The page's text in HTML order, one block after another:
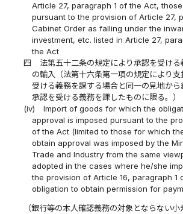
Article 27, paragraph 1 of the Act,
pursuant to the provision of Article 27,
Cabinet Order as falling under the
investment, etc. listed in Article 27,
the Act
四
法第五十二条の規定により承認を受け
の輸入（法第十六条第一項の規定により
受ける義務を課する場合と同一の見地か
承認を受ける義務を課したものに限る。）
(iv)
Import of goods for which the
approval is imposed pursuant to the
of the Act (limited to those for which
obtain approval was imposed by the
Trade and Industry from the same
adopted in the cases where he/she
the provision of Article 16, paragraph 1
obligation to obtain permission for
（銀行等の本人確認義務の対象とならない